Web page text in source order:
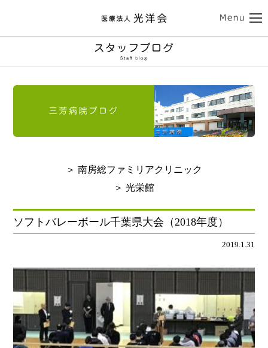
ココロの健康
三芳病院
トップ 外来受診のご案内
訪問看護のご案内
南房総ファミリアクリニック
診療のご案内
クリニックのご案内
アクセス
介護サービス
介護老人保健施設 光栄館
リハビリテーション
レクリエーション 食事
訪問看護 【まごころ訪問看護ステーション】
介護保険相談・ケアプラン作成 【三芳ケアステーション】
三芳地域在宅介護相談 【三芳地域介護支援センター】
光洋会の取組
看護部のご案内
スタッフブログ
採用情報
クラブ活動 たんぽぽ保育所
三芳野会
お問い合せ
＞ 南房総ファミリアクリニック
＞ 光栄館
ソフトバレーボール千葉県大会（2018年度）
2019.1.31